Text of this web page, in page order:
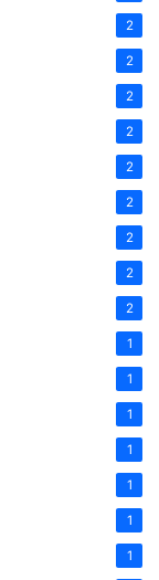
2
2
2
2
2
2
2
2
2
1
1
1
1
1
1
1